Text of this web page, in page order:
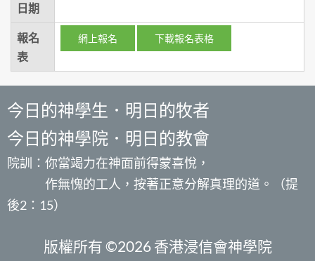
日期
報名
表
網上報名 下載報名表格
今日的神學生．明日的牧者
今日的神學院．明日的教會
院訓：你當竭力在神面前得蒙喜悅，
作無愧的工人，按著正意分解真理的道。（提
後2：15）
版權所有 ©2026 香港浸信會神學院